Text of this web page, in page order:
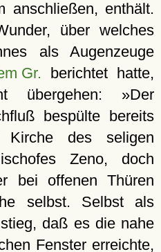
anschließen, enthält.
über welches
als Augenzeuge
Gr. berichtet hatte,
übergehen: »Der
bespülte bereits
des seligen
Zeno, doch
bei offenen Thüren
selbst. Selbst als
daß es die nahe
Fenster erreichte,